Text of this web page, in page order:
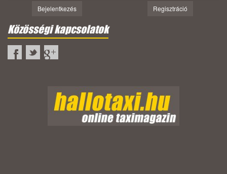
Bejelentkezés Regisztráció
Közösségi kapcsolatok